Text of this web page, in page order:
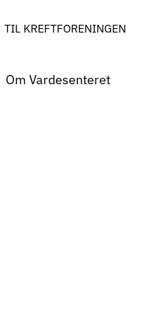
TIL KREFTFORENINGEN
Om Vardesenteret